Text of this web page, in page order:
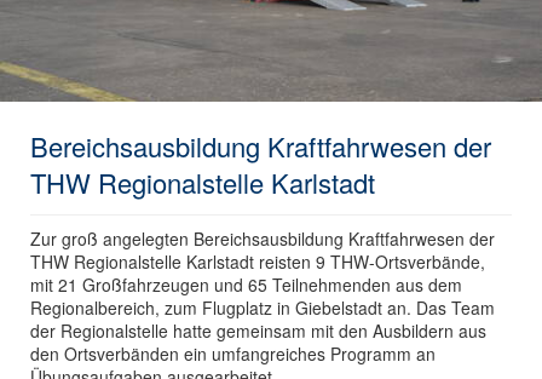
Bereichsausbildung Kraftfahrwesen der
THW Regionalstelle Karlstadt
Zur groß angelegten Bereichsausbildung Kraftfahrwesen der
THW Regionalstelle Karlstadt reisten 9 THW-Ortsverbände,
mit 21 Großfahrzeugen und 65 Teilnehmenden aus dem
Regionalbereich, zum Flugplatz in Giebelstadt an. Das Team
der Regionalstelle hatte gemeinsam mit den Ausbildern aus
den Ortsverbänden ein umfangreiches Programm an